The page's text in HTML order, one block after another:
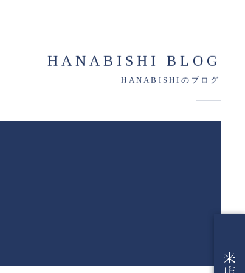
HANABISHI BLOG
HANABISHIのブログ